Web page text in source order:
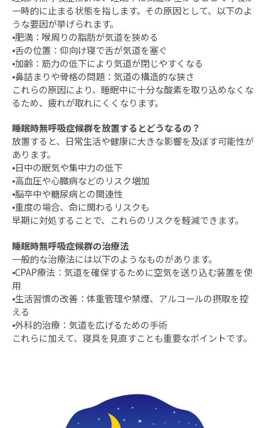
一時的に止まる状態を指します。その原因として、以下のよ
うな要因が挙げられます。
⦁肥満：喉周りの脂肪が気道を狭める
⦁舌の位置：仰向け寝で舌が気道を塞ぐ
⦁加齢：筋力の低下により気道が閉じやすくなる
⦁鼻詰まりや骨格の問題：気道の構造的な狭さ
これらの原因により、睡眠中に十分な酸素を取り込めなくな
るため、疲れが取れにくくなります。
睡眠時無呼吸症候群を放置するとどうなるの？
放置すると、日常生活や健康に大きな影響を及ぼす可能性が
あります。
⦁日中の眠気や集中力の低下
⦁高血圧や心臓病などのリスク増加
⦁脳卒中や糖尿病との関連性
⦁重度の場合、命に関わるリスクも
早期に対処することで、これらのリスクを軽減できます。
睡眠時無呼吸症候群の治療法
一般的な治療法には以下のようなものがあります。
⦁CPAP療法：気道を確保するために空気を送り込む装置を使
用
⦁生活習慣の改善：体重管理や禁煙、アルコールの摂取を控
える
⦁外科的治療：気道を広げるための手術
これらに加えて、寝具を見直すことも重要なポイントです。